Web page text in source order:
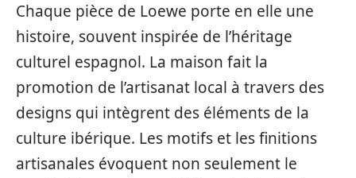
Chaque pièce de Loewe porte en elle une
histoire, souvent inspirée de l’héritage
culturel espagnol. La maison fait la
promotion de l’artisanat local à travers des
designs qui intègrent des éléments de la
culture ibérique. Les motifs et les finitions
artisanales évoquent non seulement le